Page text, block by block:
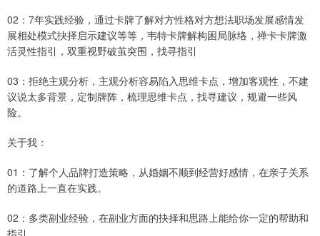
02：7年实践经验，通过卡牌了解对方性格对方想法职场发展感情发
展相处模式抉择启示建议等等，韦特卡牌解构困局脉络，禅卡卡牌激
活灵性指引，双重视野破茧突围，找寻指引
03：拒绝主观分析，主观分析容易陷入思维卡点，增加客观性，不建
议说太多背景，定制牌阵，梳理思维卡点，找寻建议，规避一些风
险。
关于我：
01：了解个人品牌打造策略，从婚姻不顺到经营好感情，在亲子关系
的道路上一直在实践。
02：多类副业经验，在副业方面的抉择和思路上能给你一定的帮助和
指引。